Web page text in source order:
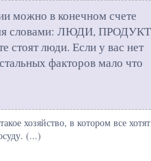
можно в конечном счете
словами: ЛЮДИ,
люди. Если у вас нет
факторов мало что
хозяйство, в котором все хотят
(...)